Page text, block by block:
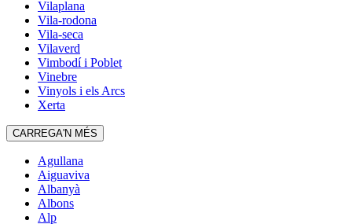
Vilaplana
Vila-rodona
Vila-seca
Vilaverd
Vimbodí i Poblet
Vinebre
Vinyols i els Arcs
Xerta
CARREGA'N MÉS
Agullana
Aiguaviva
Albanyà
Albons
Alp